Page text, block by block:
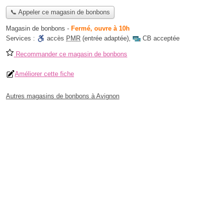
📞 Appeler ce magasin de bonbons
Magasin de bonbons - Fermé, ouvre à 10h
Services :
accès PMR (entrée adaptée), CB acceptée
Recommander ce magasin de bonbons
Améliorer cette fiche
Autres magasins de bonbons à Avignon